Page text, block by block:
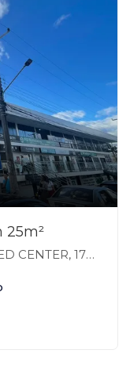
25m²
Asa Norte, Brasília-DF